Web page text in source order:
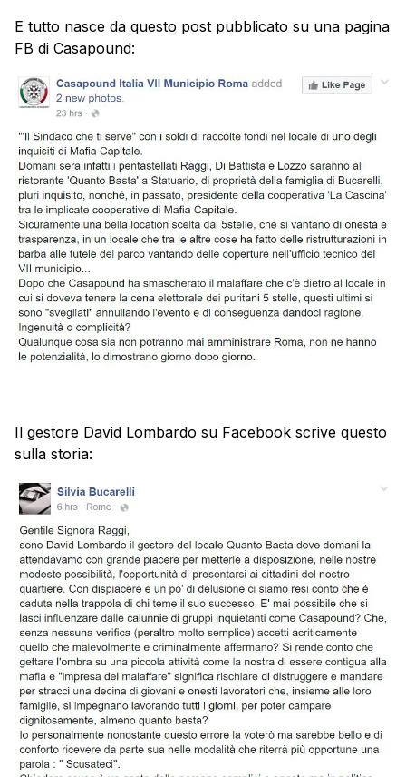
E tutto nasce da questo post pubblicato su una pagina
FB di Casapound:
Il gestore David Lombardo su Facebook scrive questo
sulla storia: